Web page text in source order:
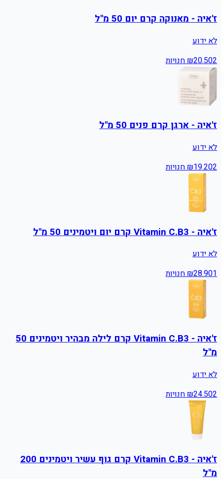
ז'איה - מאנוקה קרם יום 50 מ"ל
לא ידוע
₪20.502 חנויות
ז'איה - ארגן קרם פנים 50 מ"ל
לא ידוע
₪19.202 חנויות
ז'איה - Vitamin C.B3 קרם יום ויטמינים 50 מ"ל
לא ידוע
₪28.901 חנויות
ז'איה - Vitamin C.B3 קרם לילה מבהיר ויטמינים 50
מ"ל
לא ידוע
₪24.502 חנויות
ז'איה - Vitamin C.B3 קרם גוף עשיר ויטמינים 200
מ"ל